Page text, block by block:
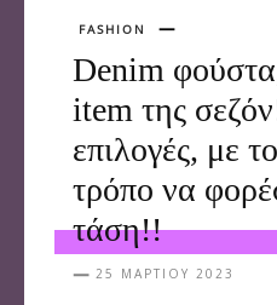
FASHION
Denim
item της
επιλογές, με
τρόπο να
τάση!!
25 ΜΑΡΤΊΟΥ 2023